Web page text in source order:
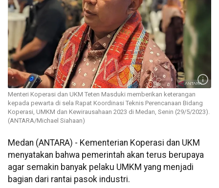
Menteri Koperasi dan UKM Teten Masduki memberikan keterangan
kepada pewarta di sela Rapat Koordinasi Teknis Perencanaan Bidang
Koperasi, UMKM dan Kewirausahaan 2023 di Medan, Senin (29/5/2023).
(ANTARA/Michael Siahaan)
Medan (ANTARA) - Kementerian Koperasi dan UKM
menyatakan bahwa pemerintah akan terus berupaya
agar semakin banyak pelaku UMKM yang menjadi
bagian dari rantai pasok industri.